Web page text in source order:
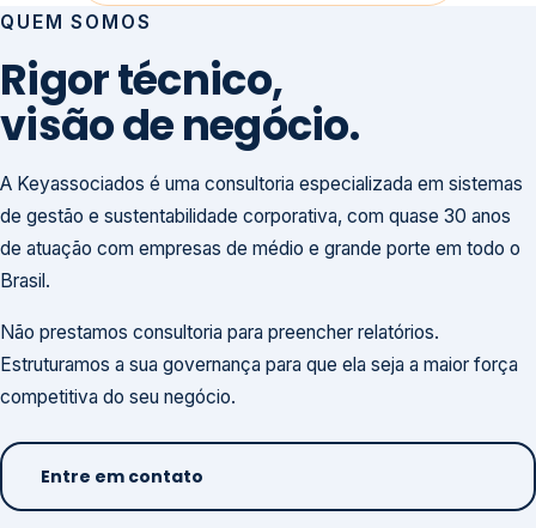
QUEM SOMOS
Rigor técnico,
visão de negócio.
A Keyassociados é uma consultoria especializada em sistemas
de gestão e sustentabilidade corporativa, com quase 30 anos
de atuação com empresas de médio e grande porte em todo o
Brasil.
Não prestamos consultoria para preencher relatórios.
Estruturamos a sua governança para que ela seja a maior força
competitiva do seu negócio.
Entre em contato